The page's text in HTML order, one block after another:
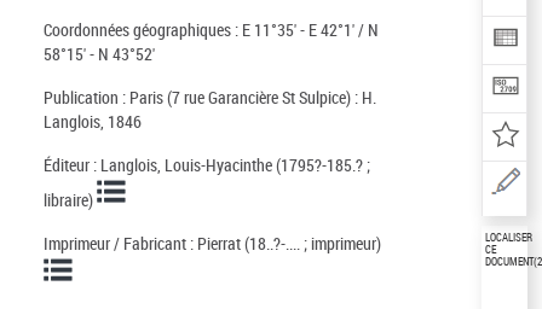
Coordonnées géographiques : E 11°35' - E 42°1' / N
58°15' - N 43°52'
Publication : Paris (7 rue Garancière St Sulpice) : H.
Langlois, 1846
Éditeur : Langlois, Louis-Hyacinthe (1795?-185.? ;
libraire)
Imprimeur / Fabricant : Pierrat (18..?-.... ; imprimeur)
LOCALISER
CE
DOCUMENT